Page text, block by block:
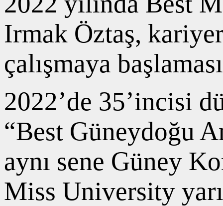
Irmak Öztaş,
çalışmaya
2022’de 35’incisi
“Best Güneydoğu
aynı sene Güney
Miss University